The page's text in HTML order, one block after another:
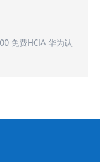
免费HCIA 华为认